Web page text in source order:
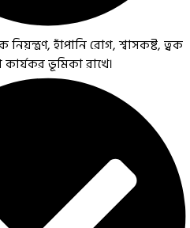
হাঁপানি রোগ, শ্বাসকষ্ট, ত্বক
ভূমিকা রাখে।